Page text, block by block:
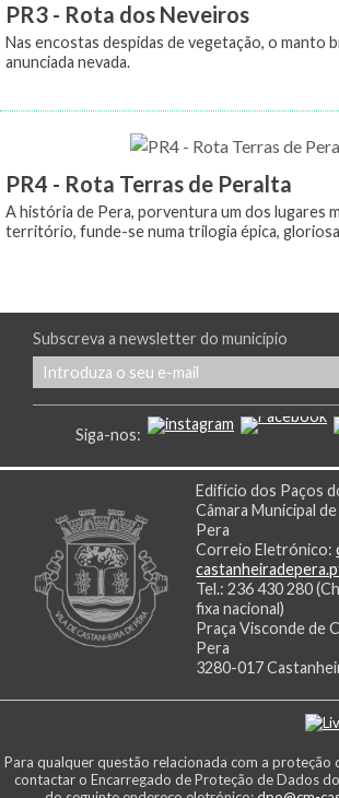
PR3 - Rota dos Neveiros
Nas encostas despidas de vegetação, o manto
anunciada nevada.
PR4 - Rota Terras de Peralta
A história de Pera, porventura um dos lugares
território, funde-se numa trilogia épica,
Subscreva a newsletter do município
Siga-nos:
Edifício dos Paços
Câmara Municipal
Pera
Correio Eletrónico:
Tel.: 236 430 280
fixa nacional)
Praça Visconde de
Pera
3280-017
Para qualquer questão relacionada com a proteção
contactar o Encarregado de Proteção de Dados